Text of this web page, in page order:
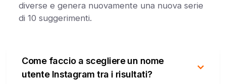
diverse e genera nuovamente una nuova serie
di 10 suggerimenti.
Come faccio a scegliere un nome
utente Instagram tra i risultati?